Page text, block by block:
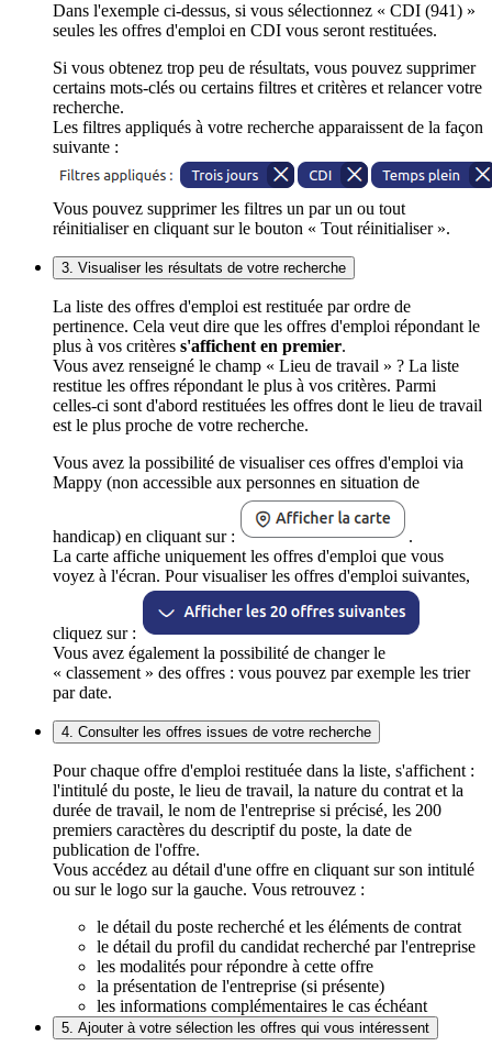
Dans l'exemple ci-dessus, si vous sélectionnez « CDI (941) »
seules les offres d'emploi en CDI vous seront restituées.
Si vous obtenez trop peu de résultats, vous pouvez supprimer
certains mots-clés ou certains filtres et critères et relancer votre
recherche.
Les filtres appliqués à votre recherche apparaissent de la façon
suivante :
Vous pouvez supprimer les filtres un par un ou tout
réinitialiser en cliquant sur le bouton « Tout réinitialiser ».
3. Visualiser les résultats de votre recherche
La liste des offres d'emploi est restituée par ordre de
pertinence. Cela veut dire que les offres d'emploi répondant le
plus à vos critères s'affichent en premier.
Vous avez renseigné le champ « Lieu de travail » ? La liste
restitue les offres répondant le plus à vos critères. Parmi
celles-ci sont d'abord restituées les offres dont le lieu de travail
est le plus proche de votre recherche.
Vous avez la possibilité de visualiser ces offres d'emploi via
Mappy (non accessible aux personnes en situation de
handicap) en cliquant sur :
.
La carte affiche uniquement les offres d'emploi que vous
voyez à l'écran. Pour visualiser les offres d'emploi suivantes,
cliquez sur :
Vous avez également la possibilité de changer le
« classement » des offres : vous pouvez par exemple les trier
par date.
4. Consulter les offres issues de votre recherche
Pour chaque offre d'emploi restituée dans la liste, s'affichent :
l'intitulé du poste, le lieu de travail, la nature du contrat et la
durée de travail, le nom de l'entreprise si précisé, les 200
premiers caractères du descriptif du poste, la date de
publication de l'offre.
Vous accédez au détail d'une offre en cliquant sur son intitulé
ou sur le logo sur la gauche. Vous retrouvez :
le détail du poste recherché et les éléments de contrat
le détail du profil du candidat recherché par l'entreprise
les modalités pour répondre à cette offre
la présentation de l'entreprise (si présente)
les informations complémentaires le cas échéant
5. Ajouter à votre sélection les offres qui vous intéressent